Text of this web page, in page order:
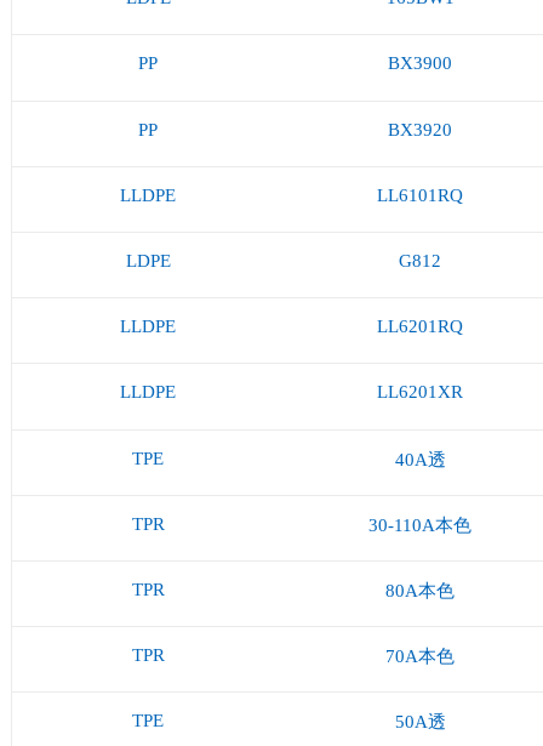
PP BX3900
PP BX3920
LLDPE LL6101RQ
LDPE G812
LLDPE LL6201RQ
LLDPE LL6201XR
TPE 40A透
TPR 30-110A本色
TPR 80A本色
TPR 70A本色
TPE 50A透